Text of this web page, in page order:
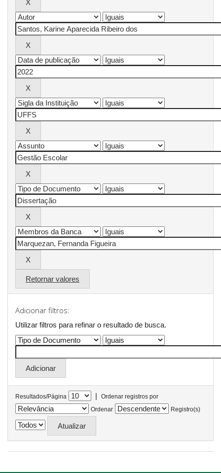
Retornar valores
Adicionar filtros:
Utilizar filtros para refinar o resultado de busca.
Resultados/Página |
Ordenar registros por
Ordenar
Registro(s)